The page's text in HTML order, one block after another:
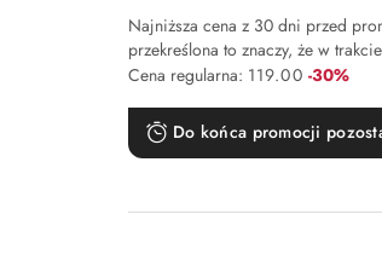
Najniższa cena z 30 dni przed
przekreślona to znaczy, że w
Cena regularna: 119.00 Rabat:
-30%
Do końca promocji